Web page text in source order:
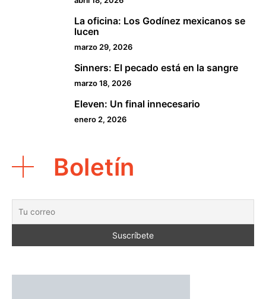
La oficina: Los Godínez mexicanos se
lucen
marzo 29, 2026
Sinners: El pecado está en la sangre
marzo 18, 2026
Eleven: Un final innecesario
enero 2, 2026
Boletín